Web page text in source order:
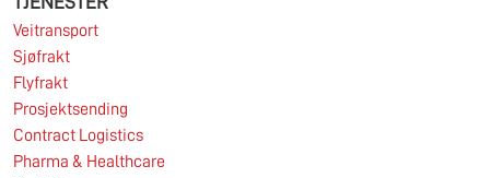
Veitransport
Sjøfrakt
Flyfrakt
Prosjektsending
Contract Logistics
Pharma & Healthcare